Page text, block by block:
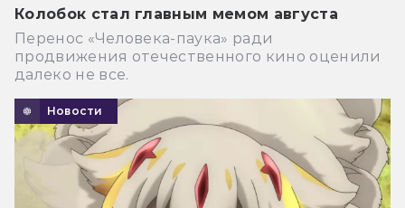
Колобок стал главным мемом августа
Перенос «Человека-паука» ради
продвижения отечественного кино оценили
далеко не все.
Новости